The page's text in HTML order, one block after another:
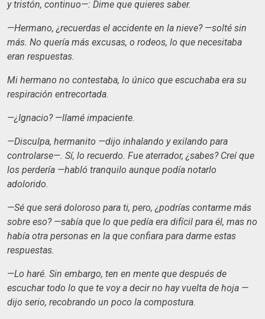
y tristón, continuo—: Dime que quieres saber.
—Hermano, ¿recuerdas el accidente en la nieve? —solté sin
más. No quería más excusas, o rodeos, lo que necesitaba
eran respuestas.
Mi hermano no contestaba, lo único que escuchaba era su
respiración entrecortada.
—¿Ignacio? —llamé impaciente.
—Disculpa, hermanito —dijo inhalando y exilando para
controlarse—. Sí, lo recuerdo. Fue aterrador, ¿sabes? Creí que
los perdería —habló tranquilo aunque podía notarlo
adolorido.
—Sé que será doloroso para ti, pero, ¿podrías contarme más
sobre eso? —sabía que lo que pedía era difícil para él, mas no
había otra personas en la que confiara para darme estas
respuestas.
—Lo haré. Sin embargo, ten en mente que después de
escuchar todo lo que te voy a decir no hay vuelta de hoja —
dijo serio, recobrando un poco la compostura.